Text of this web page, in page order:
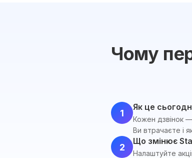
Чому
1
Як це
Кожен дзвінок —
Ви втрачаєте і
2
Що змінює
Налаштуйте